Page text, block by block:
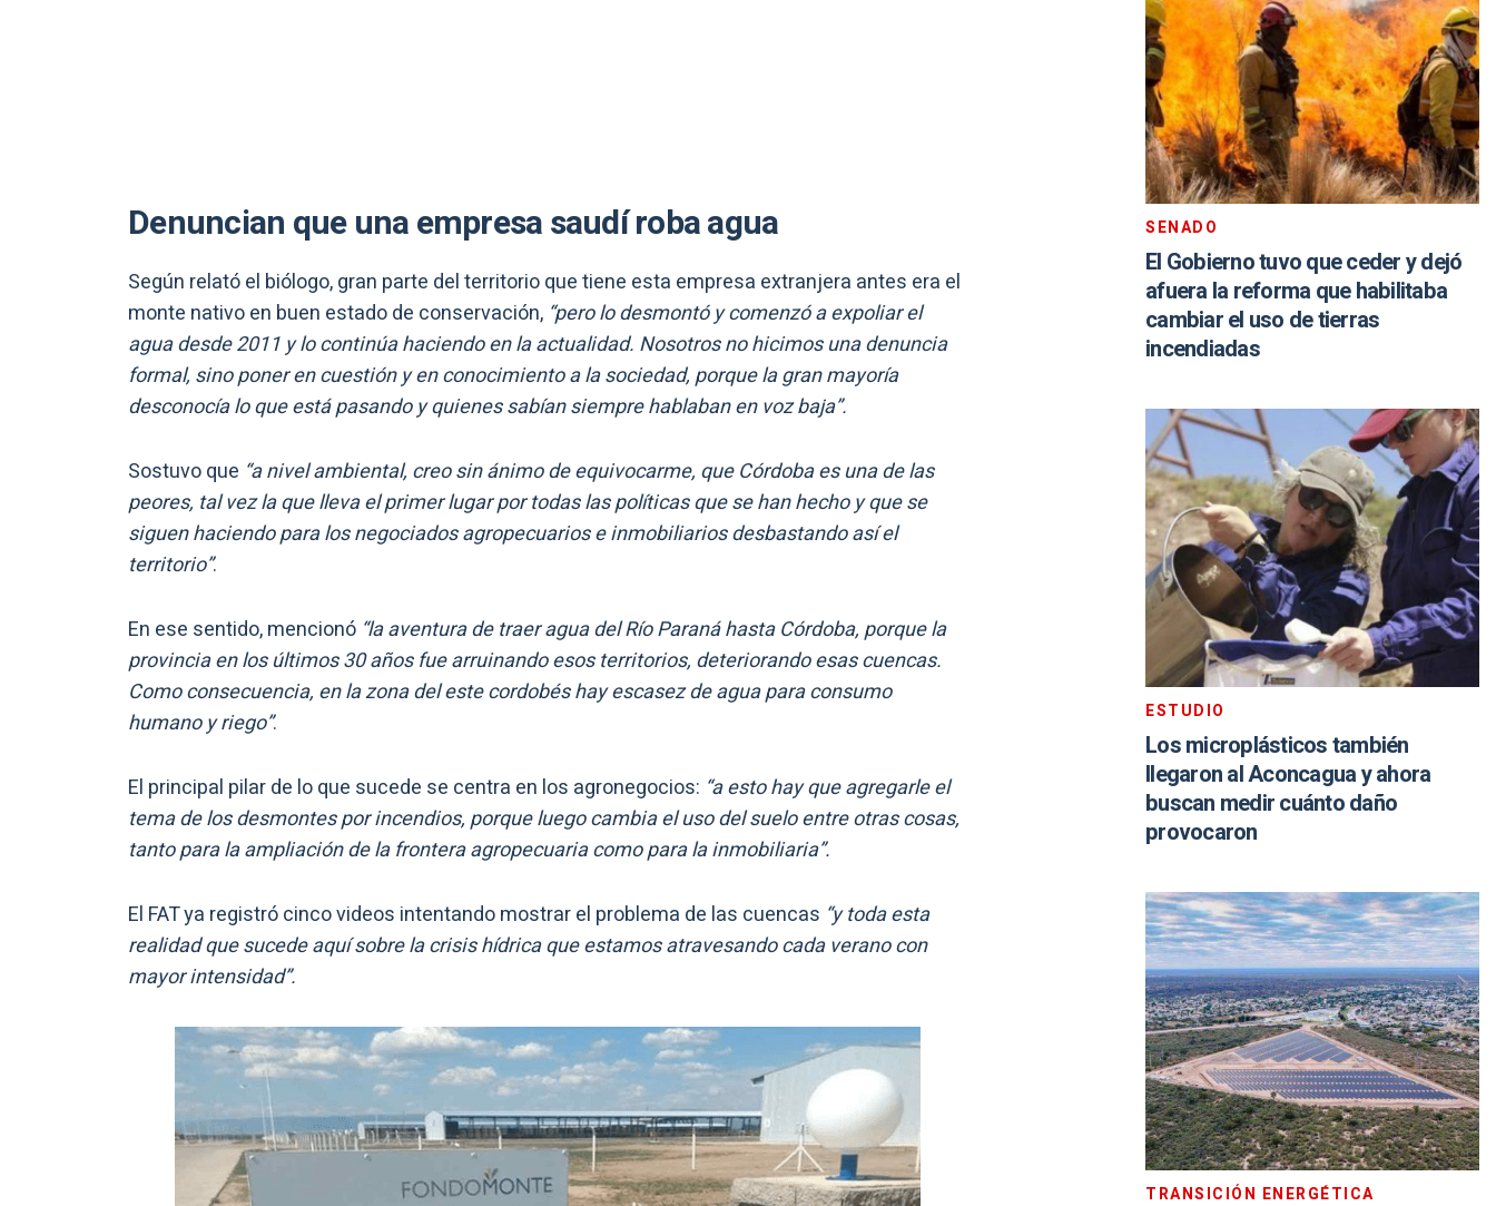
Denuncian que una empresa saudí roba agua
Según relató el biólogo, gran parte del territorio que tiene esta empresa extranjera antes era el
monte nativo en buen estado de conservación, “pero lo desmontó y comenzó a expoliar el
agua desde 2011 y lo continúa haciendo en la actualidad. Nosotros no hicimos una denuncia
formal, sino poner en cuestión y en conocimiento a la sociedad, porque la gran mayoría
desconocía lo que está pasando y quienes sabían siempre hablaban en voz baja”.
Sostuvo que “a nivel ambiental, creo sin ánimo de equivocarme, que Córdoba es una de las
peores, tal vez la que lleva el primer lugar por todas las políticas que se han hecho y que se
siguen haciendo para los negociados agropecuarios e inmobiliarios desbastando así el
territorio”.
En ese sentido, mencionó “la aventura de traer agua del Río Paraná hasta Córdoba, porque la
provincia en los últimos 30 años fue arruinando esos territorios, deteriorando esas cuencas.
Como consecuencia, en la zona del este cordobés hay escasez de agua para consumo
humano y riego”.
El principal pilar de lo que sucede se centra en los agronegocios: “a esto hay que agregarle el
tema de los desmontes por incendios, porque luego cambia el uso del suelo entre otras cosas,
tanto para la ampliación de la frontera agropecuaria como para la inmobiliaria”.
El FAT ya registró cinco videos intentando mostrar el problema de las cuencas “y toda esta
realidad que sucede aquí sobre la crisis hídrica que estamos atravesando cada verano con
mayor intensidad”.
SENADO
El Gobierno tuvo que ceder y dejó
afuera la reforma que habilitaba
cambiar el uso de tierras
incendiadas
ESTUDIO
Los microplásticos también
llegaron al Aconcagua y ahora
buscan medir cuánto daño
provocaron
TRANSICIÓN ENERGÉTICA